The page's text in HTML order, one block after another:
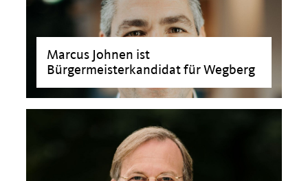
Marcus Johnen ist
Bürgermeisterkandidat für Wegberg